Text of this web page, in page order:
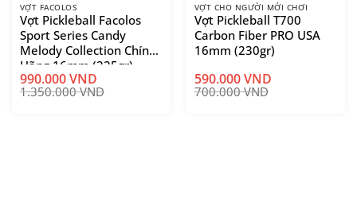
VỢT FACOLOS
Vợt Pickleball Facolos
Sport Series Candy
Melody Collection Chính
Hãng 16mm (225gr)
990.000VND
1.350.000VND
VỢT CHO NGƯỜI MỚI CHƠI
Vợt Pickleball T700
Carbon Fiber PRO USA
16mm (230gr)
590.000VND
700.000VND